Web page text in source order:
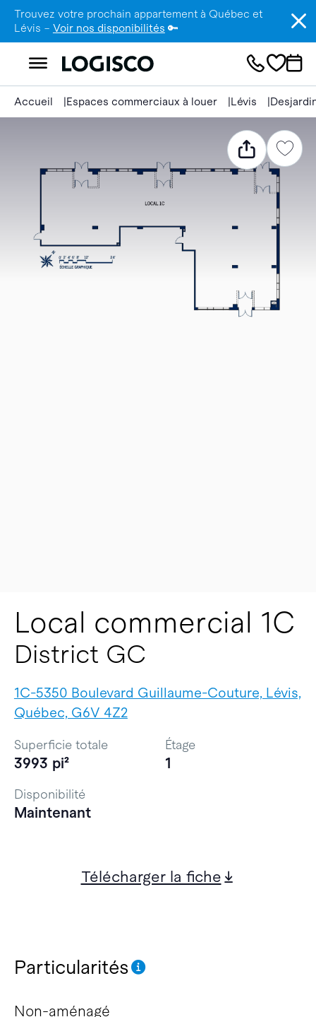
Trouvez votre prochain appartement à Québec et
Lévis – Voir nos disponibilités 🔑
Accueil Espaces commerciaux à louer Lévis
Local commercial 1C
District GC
1C-5350 Boulevard Guillaume-Couture, Lévis,
Québec, G6V 4Z2
Particularités
Non-aménagé
Superficie totale
3993 pi²
Étage
1
Disponibilité
Maintenant
Télécharger la fiche